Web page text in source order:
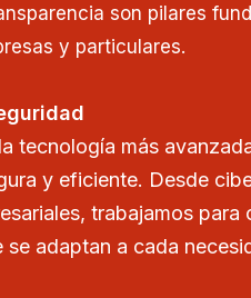
son pilares
y particulares.
tecnología más
y eficiente. Desde
trabajamos para
se adaptan a cada